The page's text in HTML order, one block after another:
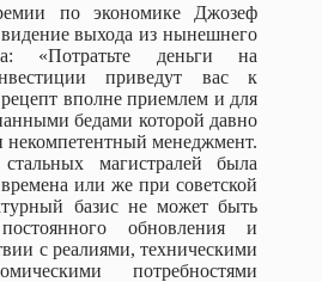
по экономике Джозеф
выхода из нынешнего
«Потратьте деньги на
приведут вас к
вполне приемлем и для
бедами которой давно
некомпетентный менеджмент.
магистралей была
или же при советской
базис не может быть
обновления и
с реалиями, техническими
потребностями